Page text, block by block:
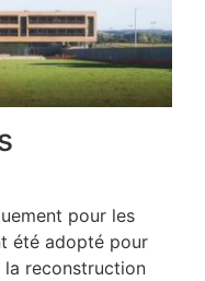
pour les
été adopté pour
reconstruction